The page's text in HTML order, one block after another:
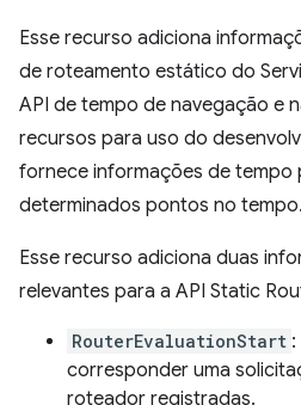
Esse recurso adiciona
de roteamento estático do
API de tempo de navegação e
recursos para uso do
fornece informações de tempo
determinados pontos no tempo.
Esse recurso adiciona duas
relevantes para a API Static
RouterEvaluationStart
corresponder uma
roteador registradas.